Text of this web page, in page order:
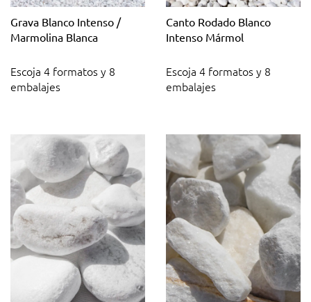
Grava Blanco Intenso /
Marmolina Blanca
Escoja 4 formatos y 8
embalajes
Canto Rodado Blanco
Intenso Mármol
Escoja 4 formatos y 8
embalajes